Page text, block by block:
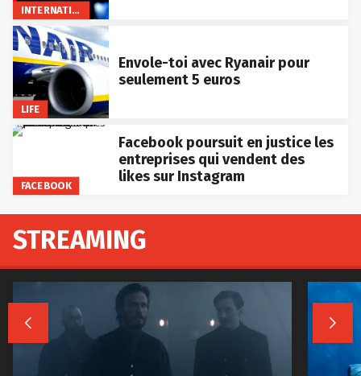
INTERNATIONAL
LIFE
Envole-toi avec Ryanair pour
seulement 5 euros
FACEBOOK
Facebook poursuit en justice les
entreprises qui vendent des
likes sur Instagram
STREAMING
 